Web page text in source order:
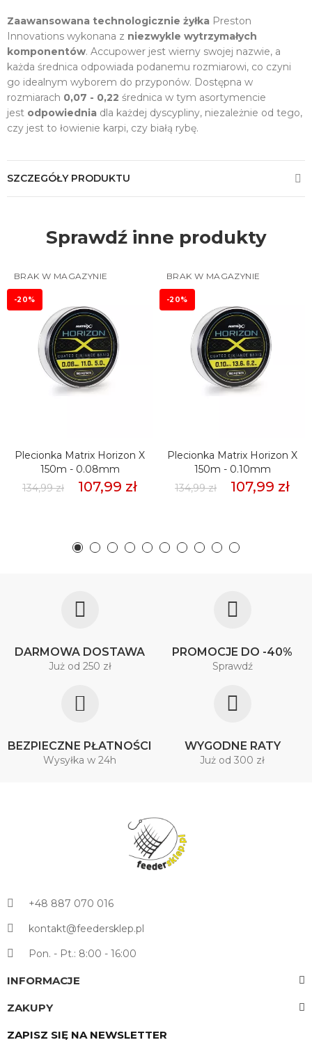
Zaawansowana technologicznie żyłka Preston
Innovations wykonana z niezwykle wytrzymałych
komponentów. Accupower jest wierny swojej nazwie, a
każda średnica odpowiada podanemu rozmiarowi, co czyni
go idealnym wyborem do przyponów. Dostępna w
rozmiarach 0,07 - 0,22 średnica w tym asortymencie
jest odpowiednia dla każdej dyscypliny, niezależnie od tego,
czy jest to łowienie karpi, czy białą rybę.
SZCZEGÓŁY PRODUKTU
Sprawdź inne produkty
BRAK W MAGAZYNIE
-20%
Plecionka Matrix Horizon X
150m - 0.08mm
134,99 zł
107,99 zł
BRAK W MAGAZYNIE
-20%
Plecionka Matrix Horizon X
150m - 0.10mm
134,99 zł
107,99 zł
DARMOWA DOSTAWA
Już od 250 zł
PROMOCJE DO -40%
Sprawdź
BEZPIECZNE PŁATNOŚCI
Wysyłka w 24h
WYGODNE RATY
Już od 300 zł
+48 887 070 016
kontakt@feedersklep.pl
Pon. - Pt.: 8:00 - 16:00
INFORMACJE
ZAKUPY
ZAPISZ SIĘ NA NEWSLETTER